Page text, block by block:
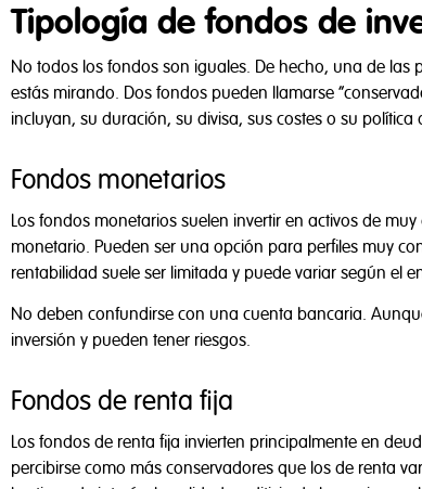
Tipología de fondos de
No todos los fondos son iguales. De hecho, una de las
estás mirando. Dos fondos pueden llamarse
incluyan, su duración, su divisa, sus costes o su política
Fondos monetarios
Los fondos monetarios suelen invertir en activos de
monetario. Pueden ser una opción para perfiles muy
rentabilidad suele ser limitada y puede variar según el
No deben confundirse con una cuenta bancaria.
inversión y pueden tener riesgos.
Fondos de renta fija
Los fondos de renta fija invierten principalmente en
percibirse como más conservadores que los de renta